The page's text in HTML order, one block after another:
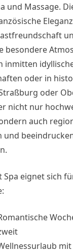
und Massage.
besondere
inmitten
oder in
oder
nicht nur
auch
und
Spa eignet sich